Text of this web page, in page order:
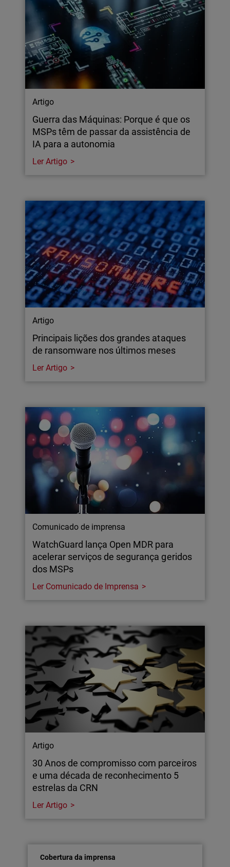
Artigo
Guerra das Máquinas: Porque é que os
MSPs têm de passar da assistência de
IA para a autonomia
Ler Artigo
Artigo
Principais lições dos grandes ataques
de ransomware nos últimos meses
Ler Artigo
Comunicado de imprensa
WatchGuard lança Open MDR para
acelerar serviços de segurança geridos
dos MSPs
Ler Comunicado de Imprensa
Artigo
30 Anos de compromisso com parceiros
e uma década de reconhecimento 5
estrelas da CRN
Ler Artigo
Cobertura da imprensa